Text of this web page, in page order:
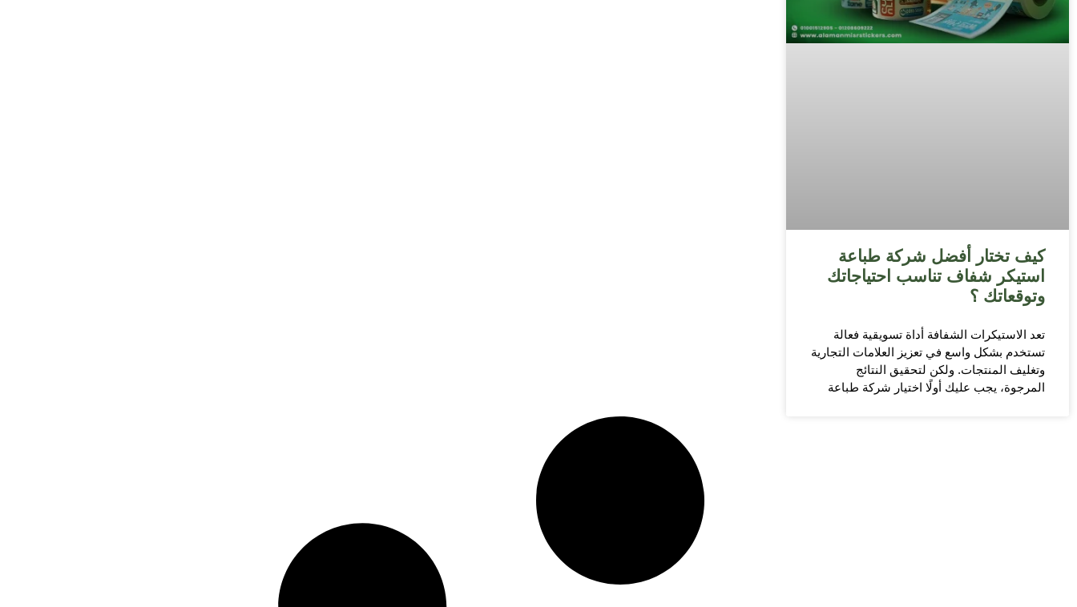
كيف تختار أفضل شركة طباعة
استيكر شفاف تناسب احتياجاتك
وتوقعاتك ؟
تعد الاستيكرات الشفافة أداة تسويقية فعالة
تستخدم بشكل واسع في تعزيز العلامات التجارية
وتغليف المنتجات. ولكن لتحقيق النتائج
المرجوة، يجب عليك أولًا اختيار شركة طباعة